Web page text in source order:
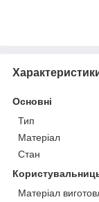
Основні
Тип
Матеріал
Стан
Матеріал